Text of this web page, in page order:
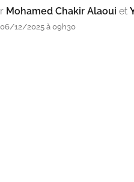
Mohamed Chakir Alaoui et
12/2025 à 09h30